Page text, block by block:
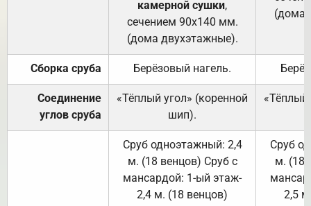
камерной сушки,
сечением 90х140 мм.
(дома двухэтажные).
(дома
Сборка сруба Берёзовый нагель.
Соединение
углов сруба
«Тёплый угол» (коренной
шип).
«Тёплый
Сруб одноэтажный: 2,4
м. (18 венцов) Сруб с
мансардой: 1-ый этаж-
2,4 м. (18 венцов)
Сруб
м. (18
2,5